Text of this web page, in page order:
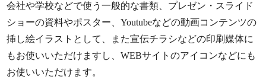
会社や学校などで使う一般的な書類、プレゼン・スライド
ショーの資料やポスター、Youtubeなどの動画コンテンツの
挿し絵イラストとして、また宣伝チラシなどの印刷媒体に
もお使いいただけますし、WEBサイトのアイコンなどにも
お使いいただけます。